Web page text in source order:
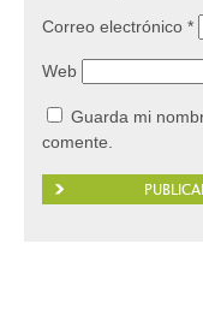
Correo electrónico *
Web
Guarda mi
comente.